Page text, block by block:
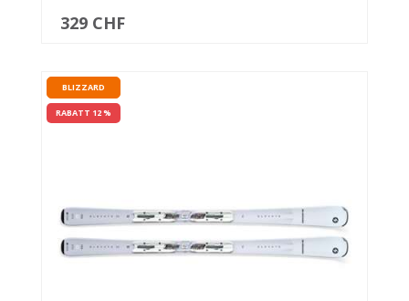
329 CHF
BLIZZARD
RABATT 12 %